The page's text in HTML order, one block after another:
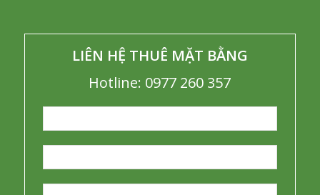
LIÊN HỆ THUÊ MẶT BẰNG
Hotline: 0977 260 357